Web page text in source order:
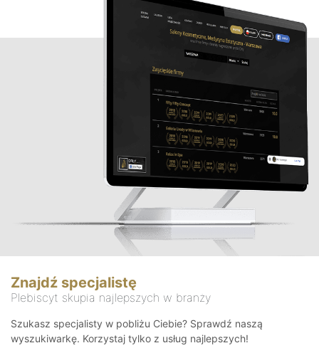
Znajdź specjalistę
Plebiscyt skupia najlepszych w branży
Szukasz specjalisty w pobliżu Ciebie? Sprawdź naszą
wyszukiwarkę. Korzystaj tylko z usług najlepszych!